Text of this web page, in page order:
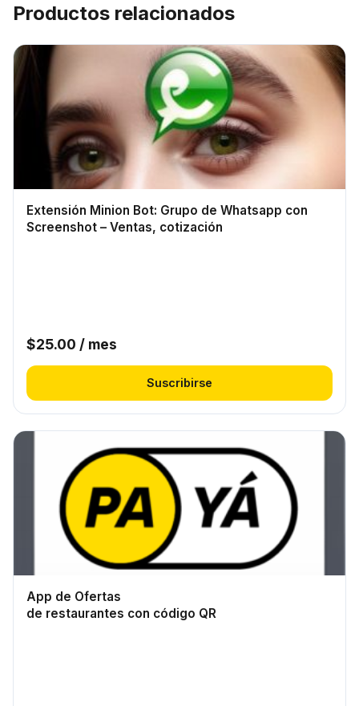
Productos relacionados
Extensión Minion Bot: Grupo de Whatsapp con
Screenshot – Ventas, cotización
$25.00 / mes
Suscribirse
App de Ofertas
de restaurantes con código QR